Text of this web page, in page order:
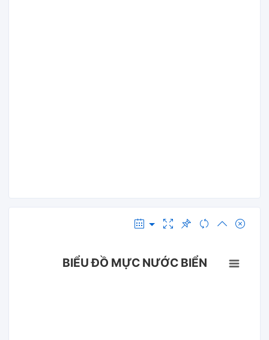
BIỂU ĐỒ MỰC NƯỚC BIỂN